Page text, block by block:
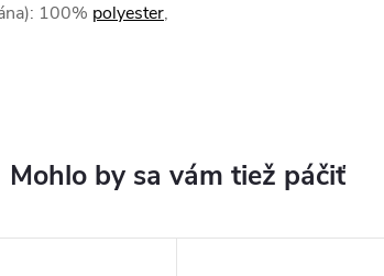
100% polyester,